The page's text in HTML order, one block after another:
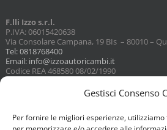
Gestisci Consenso
Per fornire le migliori esperienze, utilizziamo
F.lli Izzo s.r.l.
P.IVA: 06015420638
Via Consolare Campana, 19 BIs – 80010 –
Tel: 0818768400
Email: info@izzoautoricambi.it
Codice REA 468580 08/02/1990
Capitale sociale 3098,74